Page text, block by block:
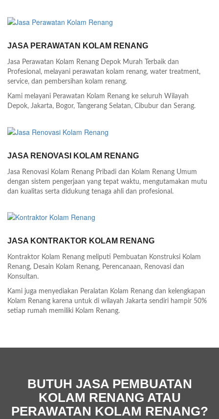
JASA PERAWATAN KOLAM RENANG
Jasa Perawatan Kolam Renang Depok Murah Terbaik dan
Profesional, melayani perawatan kolam renang, water treatment,
service, dan pembersihan kolam renang.
Kami melayani Perawatan Kolam Renang ke seluruh Wilayah
Depok, Jakarta, Bogor, Tangerang Selatan, Cibubur dan Serang.
JASA RENOVASI KOLAM RENANG
Jasa Renovasi Kolam Renang Pribadi dan Kolam Renang Umum
dengan sistem pengerjaan yang tepat waktu, mengutamakan mutu
dan kualitas serta didukung tenaga ahli dan profesional.
JASA KONTRAKTOR KOLAM RENANG
Kontraktor Kolam Renang meliputi Pembuatan Konstruksi Kolam
Renang, Desain Kolam Renang, Perencanaan, Renovasi dan
Konsultan.
Kami juga menyediakan Peralatan Kolam Renang dan kelengkapan
Kolam Renang karena untuk di wilayah Jakarta sendiri hampir 50%
setiap rumah memiliki Kolam Renang.
BUTUH JASA PEMBUATAN
KOLAM RENANG ATAU
PERAWATAN KOLAM RENANG?